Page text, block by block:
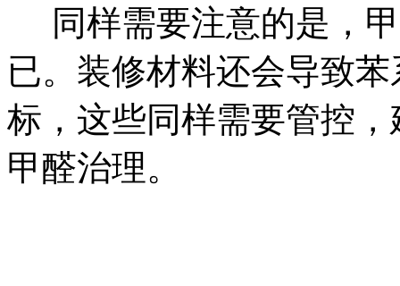
同样需要注意的是，
已。装修材料还会导致
标，这些同样需要管控
甲醛治理。